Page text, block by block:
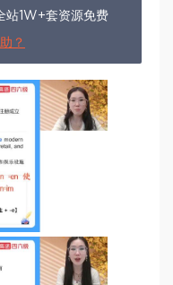
站1W+套资源免费
？